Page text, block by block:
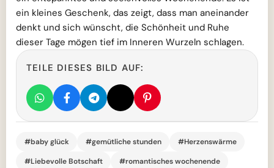
ein kleines Geschenk, das zeigt, dass man aneinander
denkt und sich wünscht, die Schönheit und Ruhe
dieser Tage mögen tief im Inneren Wurzeln schlagen.
TEILE DIESES BILD AUF:
#baby glück #gemütliche stunden
#Herzenswärme
#Liebevolle Botschaft
#romantisches wochenende